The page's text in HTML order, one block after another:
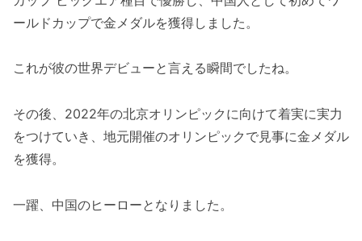
ールドカップで金メダルを獲得しました。
これが彼の世界デビューと言える瞬間でしたね。
その後、2022年の北京オリンピックに向けて着実に実力
をつけていき、地元開催のオリンピックで見事に金メダル
を獲得。
一躍、中国のヒーローとなりました。